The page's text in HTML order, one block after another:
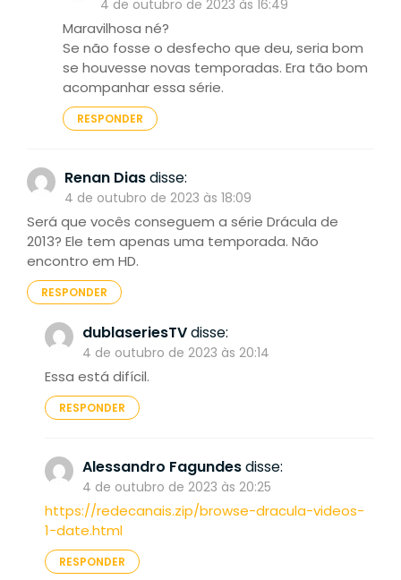
4 de outubro de 2023 às 16:49
Maravilhosa né?
Se não fosse o desfecho que deu, seria bom
se houvesse novas temporadas. Era tão bom
acompanhar essa série.
RESPONDER
Renan Diasdisse:
4 de outubro de 2023 às 18:09
Será que vocês conseguem a série Drácula de
2013? Ele tem apenas uma temporada. Não
encontro em HD.
RESPONDER
dublaseriesTVdisse:
4 de outubro de 2023 às 20:14
Essa está difícil.
RESPONDER
Alessandro Fagundesdisse:
4 de outubro de 2023 às 20:25
https://redecanais.zip/browse-dracula-videos-
1-date.html
RESPONDER